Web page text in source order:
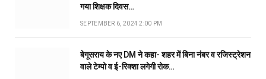
गया शिक्षक दिवस…
SEPTEMBER 6, 2024 2:00 PM
बेगूसराय के नए DM ने कहा- शहर में बिना नंबर व रजिस्ट्रेशन
वाले टेम्पो व ई-रिक्शा लगेगी रोक…